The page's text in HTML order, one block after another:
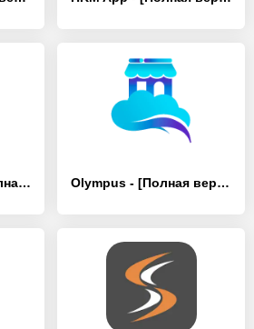
LEX Reception - [Полная версия] Olympus - [Полная версия]